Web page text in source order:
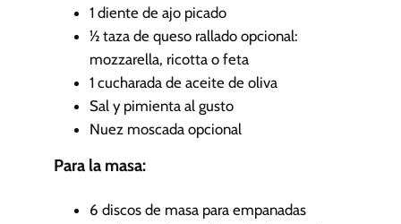
1 diente de ajo picado
½ taza de queso rallado opcional:
mozzarella, ricotta o feta
1 cucharada de aceite de oliva
Sal y pimienta al gusto
Nuez moscada opcional
Para la masa:
6 discos de masa para empanadas